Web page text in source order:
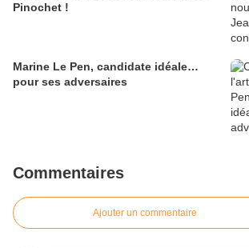
Pinochet !
Marine Le Pen, candidate idéale…
pour ses adversaires
Commentaires
Ajouter un commentaire